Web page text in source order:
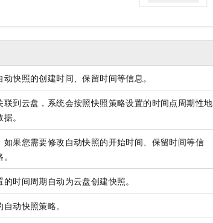
快照的创建时间、保留时间等信息。
到云盘，系统会按照快照策略设置的时间点周期性地
。
果您需要修改自动快照的开始时间、保留时间等信
时间周期自动为云盘创建快照。
动快照策略。